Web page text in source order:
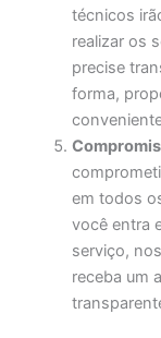
técnicos
realizar os
precise
forma,
em todos
você entra
serviço,
receba um